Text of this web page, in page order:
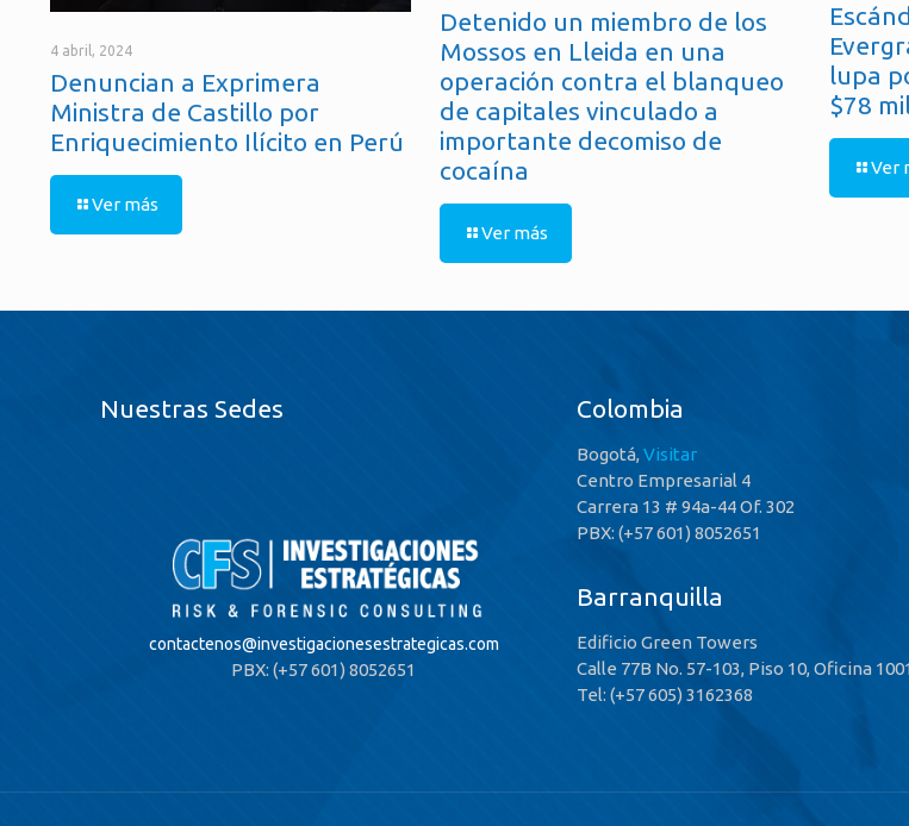
4 abril, 2024
Denuncian a Exprimera
Ministra de Castillo por
Enriquecimiento Ilícito en Perú
Ver más
Detenido un miembro de los
Mossos en Lleida en una
operación contra el blanqueo
de capitales vinculado a
importante decomiso de
cocaína
Ver más
lupa
$78
Ver
Nuestras Sedes
contactenos@investigacionesestrategicas.com
PBX: (+57 601) 8052651
Colombia
Bogotá,Visitar
Centro Empresarial 4
Carrera 13 # 94a-44 Of. 302
PBX: (+57 601) 8052651
Barranquilla
Edificio Green Towers
Calle 77B No. 57-103, Piso 10, Oficina
Tel: (+57 605) 3162368